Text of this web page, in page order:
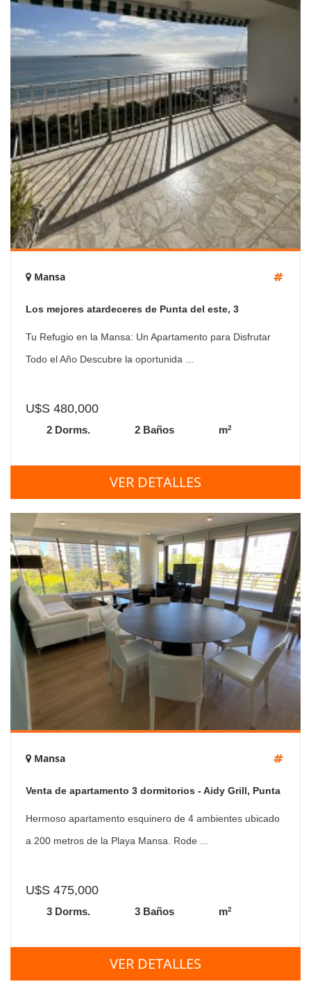
Mansa
Los mejores atardeceres de Punta del este, 3
dormitorios
Tu Refugio en la Mansa: Un Apartamento para Disfrutar
Todo el Año Descubre la oportunida ...
U$S 480,000
2 Dorms. 2 Baños m2
VER DETALLES
Mansa
Venta de apartamento 3 dormitorios - Aidy Grill, Punta
del Este
Hermoso apartamento esquinero de 4 ambientes ubicado
a 200 metros de la Playa Mansa. Rode ...
U$S 475,000
3 Dorms. 3 Baños m2
VER DETALLES